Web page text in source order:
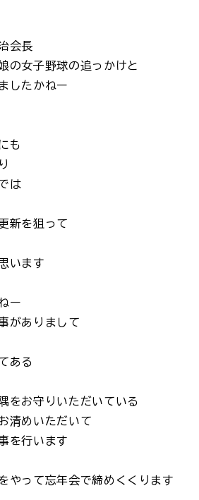
会長
の女子野球の追っかけと
したかねー
も
は
新を狙って
います
ー
がありまして
ある
をお守りいただいている
清めいただいて
を行います
やって忘年会で締めくくります